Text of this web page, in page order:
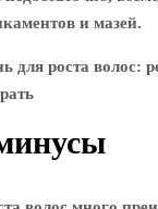
и мазей.